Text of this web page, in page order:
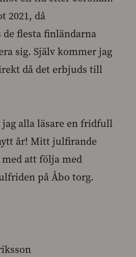
2021, då
flesta finländarna
sig. Själv kommer jag
då det erbjuds till
alla läsare en fridfull
år! Mitt julfirande
att följa med
på Åbo torg.